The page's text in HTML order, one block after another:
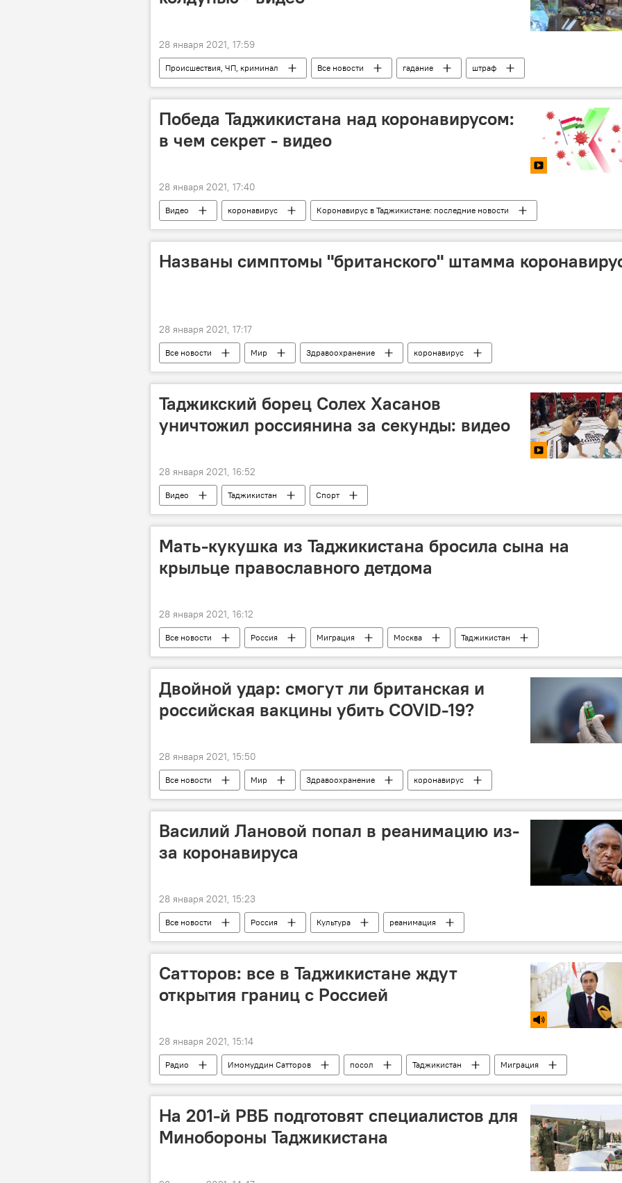
28 января 2021, 17:59
Происшествия, ЧП, криминал Все новости гадание
штраф
Новости Душанбе
Победа Таджикистана над коронавирусом:
в чем секрет - видео
28 января 2021, 17:40
Видео коронавирус
Коронавирус в Таджикистане: последние новости
Таджикистан
Названы симптомы "британского" штамма
28 января 2021, 17:17
Все новости Мир Здравоохранение
коронавирус
Коронавирус: опасное заболевание в России и мире
Таджикский борец Солех Хасанов
уничтожил россиянина за секунды: видео
28 января 2021, 16:52
Видео Таджикистан Спорт
Мать-кукушка из Таджикистана бросила сына на
крыльце православного детдома
28 января 2021, 16:12
Все новости Россия Миграция Москва Таджикистан
Двойной удар: смогут ли британская и
российская вакцины убить COVID-19?
28 января 2021, 15:50
Все новости Мир Здравоохранение
коронавирус
вакцина от коронавируса
Василий Лановой попал в реанимацию из-
за коронавируса
28 января 2021, 15:23
Все новости Россия Культура
реанимация
Коронавирус: опасное заболевание в России и мире
Сатторов: все в Таджикистане ждут
открытия границ с Россией
28 января 2021, 15:14
Радио Имомуддин Сатторов посол Таджикистан Миграция
На 201-й РВБ подготовят специалистов для
Минобороны Таджикистана